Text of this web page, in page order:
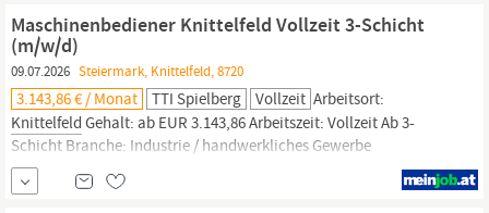
Fehlersuche und
Maschinenbediener Knittelfeld Vollzeit 3-Schicht
(m/w/d)
09.07.2026 Steiermark, Knittelfeld, 8720
3.143,86 € / Monat TTI Spielberg Vollzeit Arbeitsort:
Knittelfeld Gehalt: ab EUR 3.143,86 Arbeitszeit: Vollzeit Ab 3-
Schicht Branche: Industrie / handwerkliches Gewerbe
Arbeitsbeginn: ab sofort Du möchtest als
Maschinenbediener:inin
Knittelfeldarbeiten und suchst eine langfristige Vollzeitstelle im